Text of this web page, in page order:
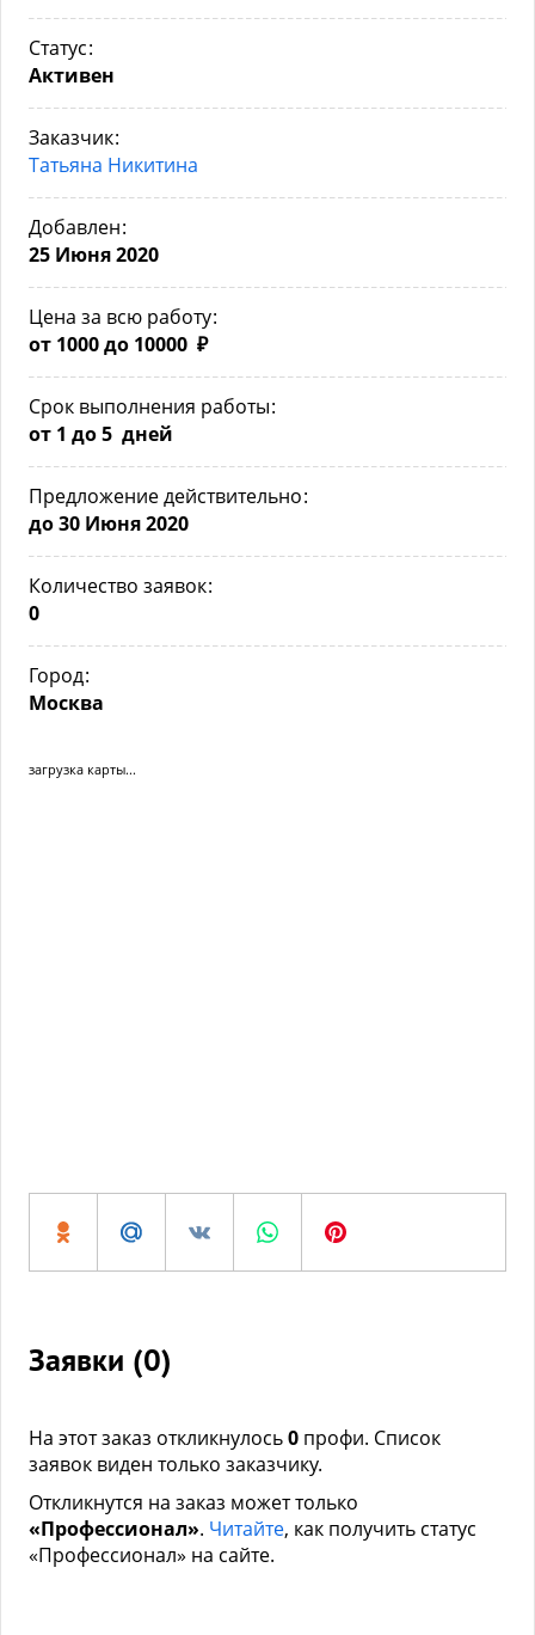
Статус
Активен
Заказчик
Татьяна Никитина
Добавлен
25 Июня 2020
Цена за всю работу
от 1000 до 10000 ₽
Срок выполнения работы
от 1 до 5 дней
Предложение действительно
до 30 Июня 2020
Количество заявок
0
Город
Москва
загрузка карты...
Заявки (0)
На этот заказ откликнулось0 профи. Список
заявок виден только заказчику.
Откликнутся на заказ может только
«Профессионал». Читайте, как получить статус
«Профессионал» на сайте.